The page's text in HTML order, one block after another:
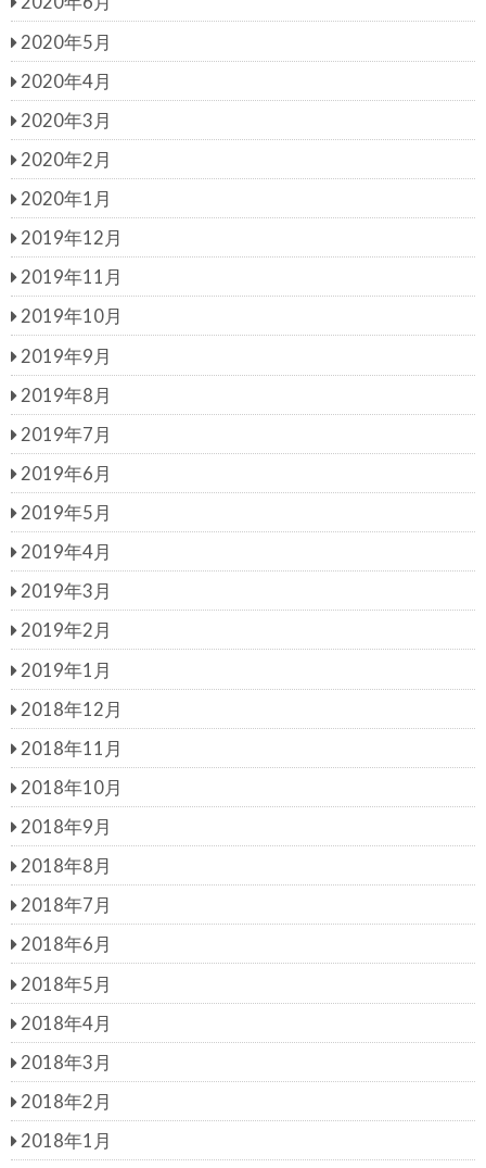
2020年5月
2020年4月
2020年3月
2020年2月
2020年1月
2019年12月
2019年11月
2019年10月
2019年9月
2019年8月
2019年7月
2019年6月
2019年5月
2019年4月
2019年3月
2019年2月
2019年1月
2018年12月
2018年11月
2018年10月
2018年9月
2018年8月
2018年7月
2018年6月
2018年5月
2018年4月
2018年3月
2018年2月
2018年1月